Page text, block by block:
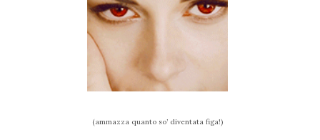
(ammazza quanto so’ diventata figa!)